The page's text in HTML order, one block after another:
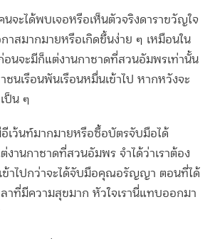
จะได้พบเจอหรือเห็นตัวจริงดาราขวัญใจ
กาสมากมายหรือเกิดขึ้นง่าย ๆ เหมือนใน
นจะมีก็แต่งานกาชาดที่สวนอัมพรเท่านั้น
นเรือนพันเรือนหมื่นเข้าไป หากหวังจะ
ป็น ๆ
เว้นท์มากมายหรือซื้อบัตรจับมือได้
งานกาชาดที่สวนอัมพร จำได้ว่าเราต้อง
าไปกว่าจะได้จับมือคุณอรัญญา ตอนที่ได้
าที่มีความสุขมาก หัวใจเรานี่แทบออกมา